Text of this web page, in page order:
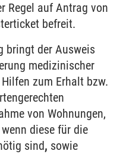
Regel auf Antrag von
befreit.
bringt der Ausweis
medizinischer
zum Erhalt bzw.
von Wohnungen,
diese für die
sind, sowie